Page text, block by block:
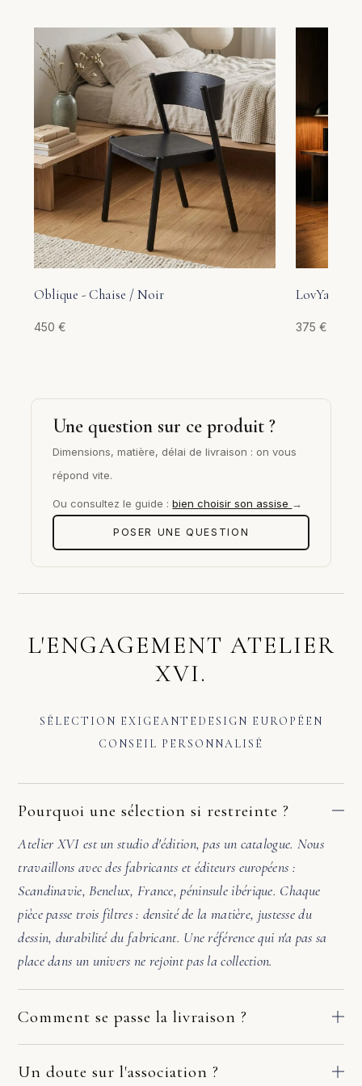
Oblique - Chaise / Noir
450€
LovYa –
375 €
Une question sur ce produit ?
Dimensions, matière, délai de livraison : on vous
répond vite.
Ou consultez le guide :bien choisir son assise →
POSER UNE QUESTION
L'ENGAGEMENT ATELIER
XVI.
SÉLECTION EXIGEANTE DESIGN EUROPÉEN
CONSEIL PERSONNALISÉ
Pourquoi une sélection si restreinte ?
Atelier XVI est un studio d'édition, pas un catalogue. Nous
travaillons avec des fabricants et éditeurs européens :
Scandinavie, Benelux, France, péninsule ibérique. Chaque
pièce passe trois filtres : densité de la matière, justesse du
dessin, durabilité du fabricant. Une référence qui n'a pas sa
place dans un univers ne rejoint pas la collection.
Comment se passe la livraison ?
européens. Le délai dépend du fabricant et de votre adresse :
Un doute sur l'association ?